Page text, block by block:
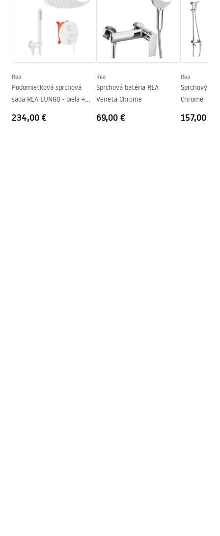
Výška sprchových dverí
190cm
Profilový materiál
Hliník
Materiál rukoväte
Mosadz
Poťah Easy Clean
Áno, na jednej strane pohára
Dokončovacie profily
Chrome
rezania vodidla
Rea
Podomietková sprchová
sada REA LUNGO - biela +
234,00 €
Rea
Sprchová batéria REA
Veneta Chrome
69,00 €
Rea
Sprchový set
Chrome
157,00 €